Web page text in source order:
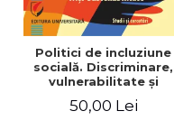
Politici de incluziune
socială. Discriminare,
vulnerabilitate şi
cercetări
50,00 Lei